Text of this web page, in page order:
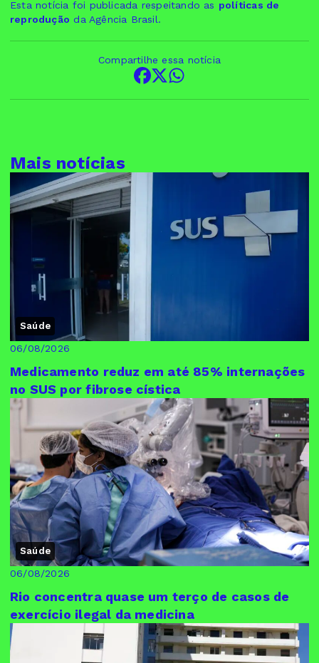
Esta notícia foi publicada respeitando as políticas de
reprodução da Agência Brasil.
Compartilhe essa notícia
Mais notícias
Saúde
06/08/2026
Medicamento reduz em até 85% internações
no SUS por fibrose cística
Saúde
06/08/2026
Rio concentra quase um terço de casos de
exercício ilegal da medicina